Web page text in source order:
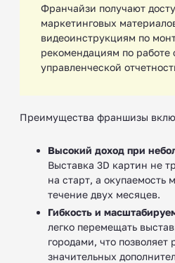
Франчайзи получают
маркетинговых
видеоинструкциям по
рекомендациям по работе
управленческой
Преимущества франшизы
Высокий доход при
Выставка 3D картин не
на старт, а окупаемость
течение двух месяцев.
Гибкость и
легко перемещать
городами, что позволяет
значительных